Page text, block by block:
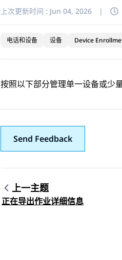
上次更新时间 : Jun 04, 2026 |
电话和设备 设备 Device
按照以下部分管理单一设备或少
Send Feedback
Topic navigation
上一主题
正在导出作业详细信息